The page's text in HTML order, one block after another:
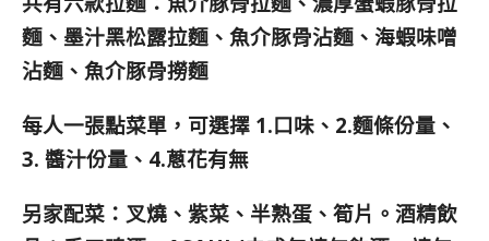
麵、墨汁黑松露拉麵 、魚介豚骨沾麵 、海蝦味噌
沾麵 、魚介豚骨撈麵
每人一張點菜單，可選擇 1.口味、2.麵條份量、
3. 醬汁份量、4.蔥花有無
另家配菜：叉燒、紫菜、半熟蛋、筍片。酒精飲